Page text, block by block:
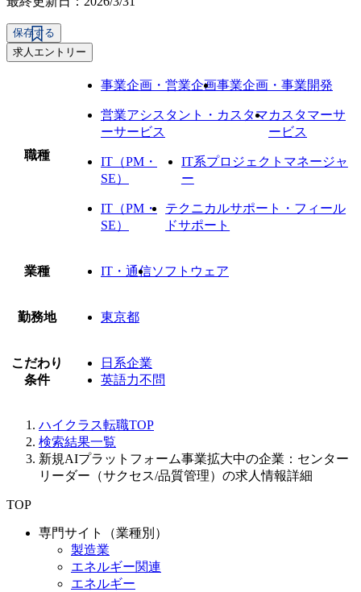
保存する
求人エントリー
職種
事業企画・営業企画事業企画・事業開発
営業アシスタント・カスタマ
ーサービス
カスタマーサ
ービス
IT（PM・
SE）
IT系プロジェクトマネージャ
ー
IT（PM・
SE）
テクニカルサポート・フィール
ドサポート
業種 IT・通信ソフトウェア
勤務地 東京都
こだわり
条件
日系企業
英語力不問
ハイクラス転職TOP
検索結果一覧
新規AIプラットフォーム事業拡大中の企業：センター
リーダー（サクセス/品質管理）の求人情報詳細
TOP
専門サイト（業種別）
製造業
エネルギー関連
エネルギー